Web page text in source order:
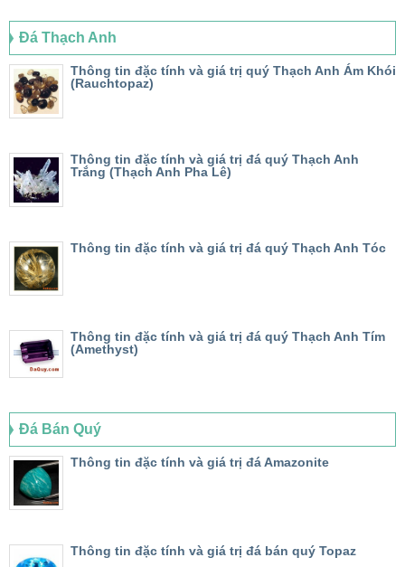
Đá Thạch Anh
Thông tin đặc tính và giá trị quý Thạch Anh Ám Khói
(Rauchtopaz)
Thông tin đặc tính và giá trị đá quý Thạch Anh
Trắng (Thạch Anh Pha Lê)
Thông tin đặc tính và giá trị đá quý Thạch Anh Tóc
Thông tin đặc tính và giá trị đá quý Thạch Anh Tím
(Amethyst)
Đá Bán Quý
Thông tin đặc tính và giá trị đá Amazonite
Thông tin đặc tính và giá trị đá bán quý Topaz